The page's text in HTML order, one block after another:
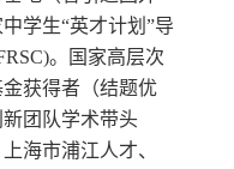
学生“英才计划”导
。国家高层次
获得者（结题优
团队学术带头
海市浦江人才、